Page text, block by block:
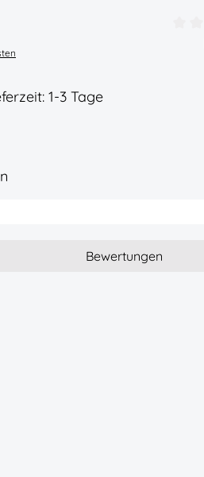
1-3 Tage
Bewertungen